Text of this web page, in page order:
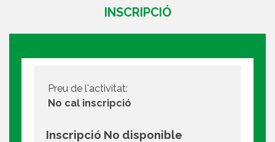
INSCRIPCIÓ
Preu de l'activitat:
No cal inscripció
Inscripció No disponible